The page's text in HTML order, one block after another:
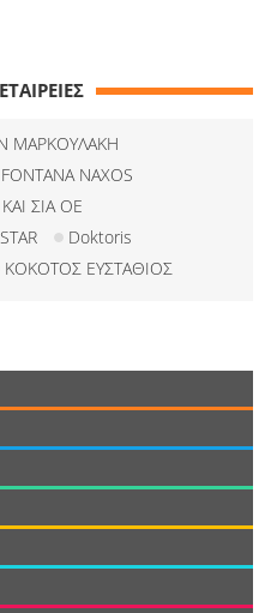
ΜΑΡΚΟΥΛΑΚΗ
NAXOS
ΣΙΑ ΟΕ
Doktoris
ΚΟΚΟΤΟΣ ΕΥΣΤΑΘΙΟΣ